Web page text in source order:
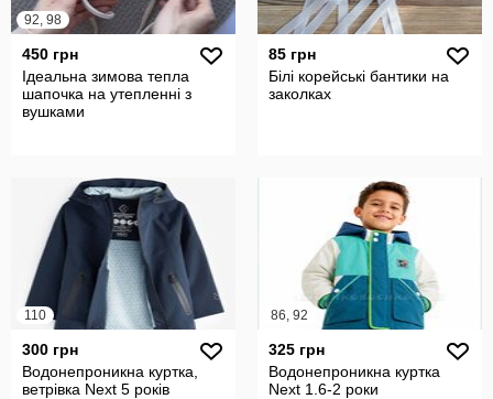
92, 98
450 грн
Ідеальна зимова тепла
шапочка на утепленні з
вушками
85 грн
Білі корейські бантики на
заколках
110
300 грн
Водонепроникна куртка,
ветрівка Next 5 років
86, 92
325 грн
Водонепроникна куртка
Next 1.6-2 роки